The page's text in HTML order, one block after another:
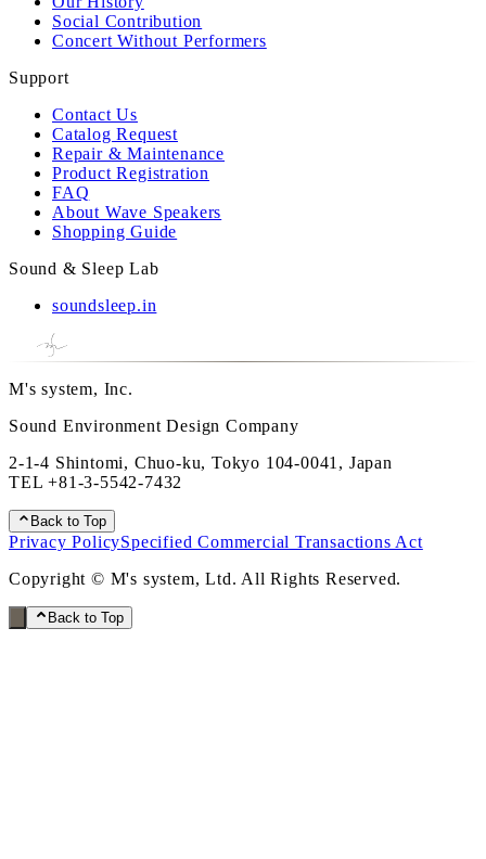
Social Contribution
Concert Without Performers
Support
Contact Us
Catalog Request
Repair & Maintenance
Product Registration
FAQ
About Wave Speakers
Shopping Guide
Sound & Sleep Lab
soundsleep.in
M's system, Inc.
Sound Environment Design Company
2-1-4 Shintomi, Chuo-ku, Tokyo 104-0041, Japan
TEL+81-3-5542-7432
Back to Top
Privacy PolicySpecified Commercial Transactions Act
Copyright © M's system, Ltd. All Rights Reserved.
Back to Top